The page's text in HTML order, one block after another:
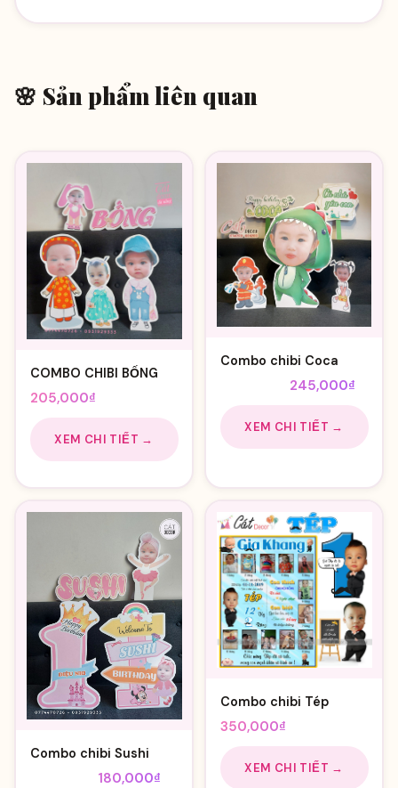
🌸 Sản phẩm liên quan
COMBO CHIBI BỐNG
205,000₫
XEM CHI TIẾT →
Combo chibi Coca
Giá
gốc
là:
255,000₫.
245,000₫
hiện
tại
là:
XEM CHI TIẾT →
Combo chibi Sushi
Giá
180,000₫
Combo chibi Tép
350,000₫
XEM CHI TIẾT →